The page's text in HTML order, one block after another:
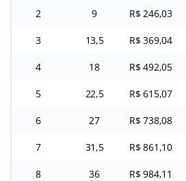
2 9 R$ 246,03
3 13,5 R$ 369,04
4 18 R$ 492,05
5 22,5 R$ 615,07
6 27 R$ 738,08
7 31,5 R$ 861,10
8 36 R$ 984,11